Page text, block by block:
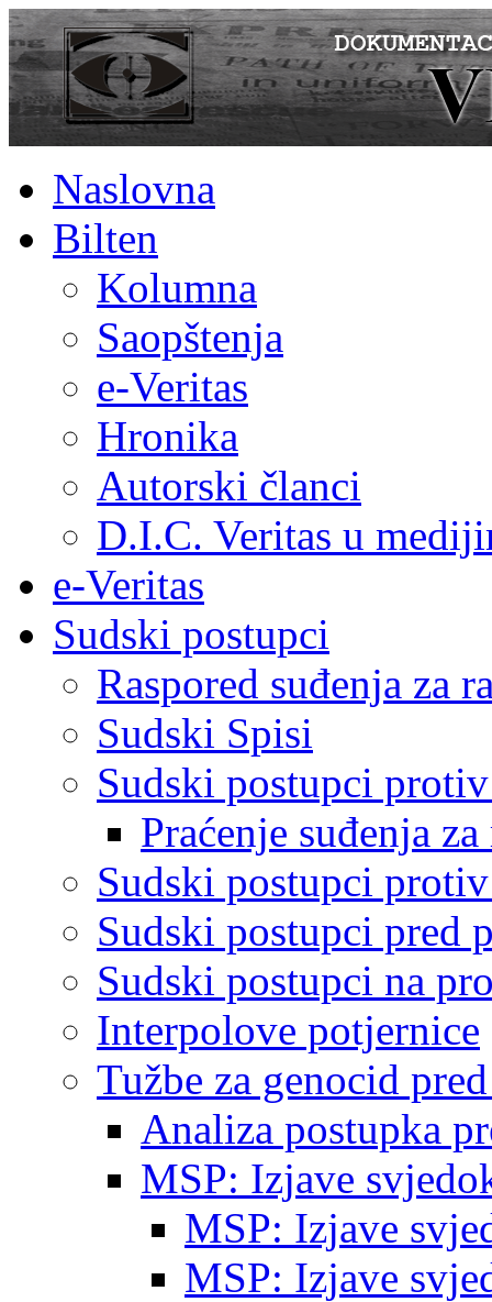
Naslovna
Bilten
Kolumna
Saopštenja
e-Veritas
Hronika
Autorski članci
D.I.C. Veritas u
e-Veritas
Sudski postupci
Raspored suđenja za
Sudski Spisi
Sudski postupci
Praćenje suđenja
Sudski postupci
Sudski postupci pred
Sudski postupci na
Interpolove potjernice
Tužbe za genocid
Analiza postupka
MSP: Izjave
MSP: Izjave
MSP: Izjave